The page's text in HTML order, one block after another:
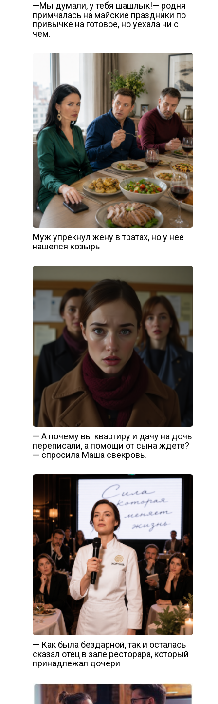
—Мы думали, у тебя шашлык!— родня
примчалась на майские праздники по
привычке на готовое, но уехала ни с
чем.
Муж упрекнул жену в тратах, но у нее
нашелся козырь
— А почему вы квартиру и дачу на дочь
переписали, а помощи от сына ждете?
— спросила Маша свекровь.
— Как была бездарной, так и осталась
сказал отец в зале ресторара, который
принадлежал дочери